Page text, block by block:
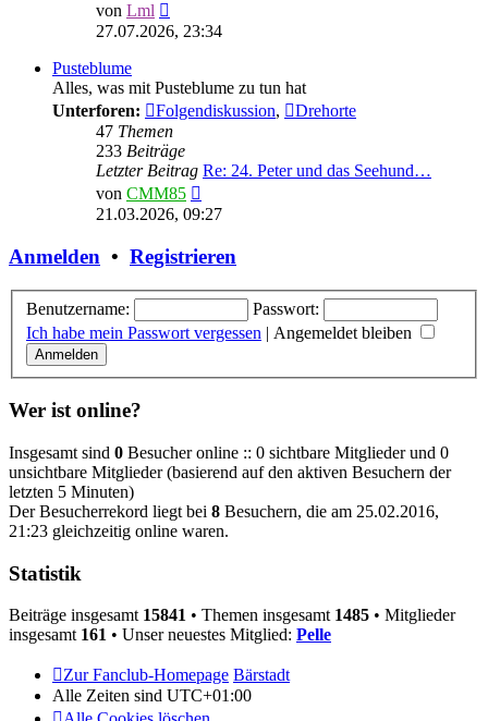
von Lml
Beitrag
27.07.2026, 23:34
Pusteblume
Alles, was mit Pusteblume zu tun hat
Unterforen:
Folgendiskussion,
Drehorte
47 Themen
233 Beiträge
Letzter Beitrag Re: 24. Peter und das Seehund…
von CMM85
Beitrag
21.03.2026, 09:27
Anmelden • Registrieren
Benutzername:
Passwort:
Ich habe mein Passwort vergessen | Angemeldet bleiben
Wer ist online?
Insgesamt sind 0 Besucher online :: 0 sichtbare Mitglieder und 0
unsichtbare Mitglieder (basierend auf den aktiven Besuchern der
letzten 5 Minuten)
Der Besucherrekord liegt bei 8 Besuchern, die am 25.02.2016,
21:23 gleichzeitig online waren.
Statistik
Beiträge insgesamt 15841 • Themen insgesamt 1485 • Mitglieder
insgesamt 161 • Unser neuestes Mitglied: Pelle
Zur Fanclub-Homepage Bärstadt
Alle Zeiten sind UTC+01:00